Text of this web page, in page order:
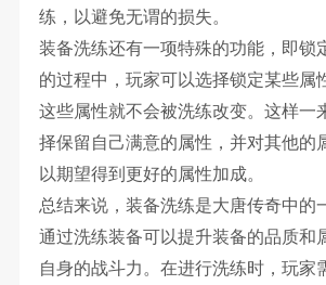
练，以避免无谓的损失。
装备洗练还有一项特殊的功能，即锁
的过程中，玩家可以选择锁定某些属
这些属性就不会被洗练改变。这样一
择保留自己满意的属性，并对其他的
以期望得到更好的属性加成。
总结来说，装备洗练是大唐传奇中的
通过洗练装备可以提升装备的品质和
自身的战斗力。在进行洗练时，玩家